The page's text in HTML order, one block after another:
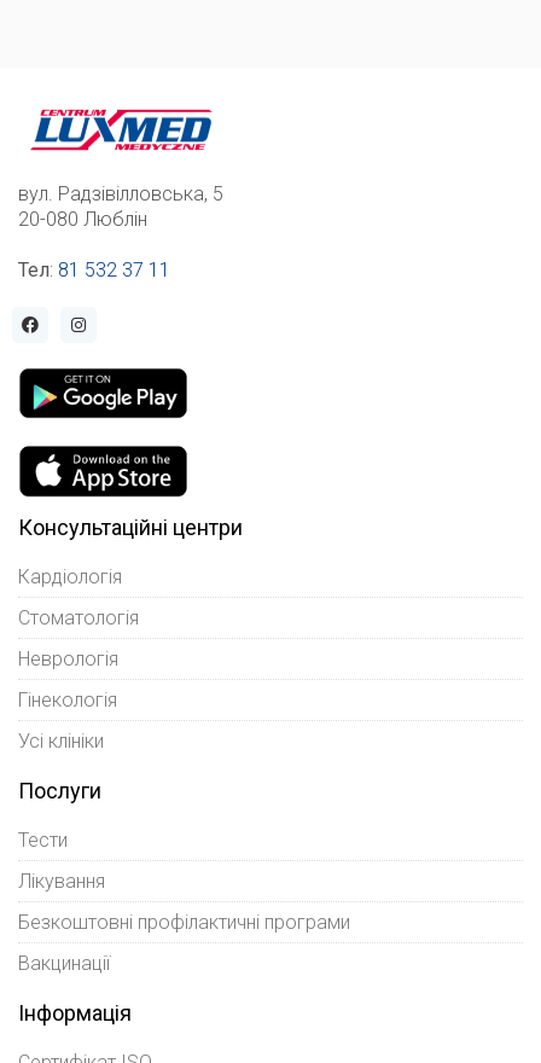
вул. Радзівілловська, 5
20-080 Люблін
Тел: 81 532 37 11
Консультаційні центри
Кардіологія
Стоматологія
Неврологія
Гінекологія
Усі клініки
Послуги
Тести
Лікування
Безкоштовні профілактичні програми
Вакцинації
Інформація